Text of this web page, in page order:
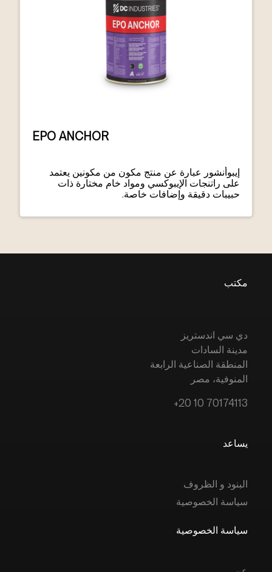
EPO ANCHOR
إيبوأنشور عبارة عن منتج مكون من مكونين يعتمد
على راتنجات الإيبوكسي ومواد خام مختارة ذات
حبيبات دقيقة وإضافات خاصة.
مكتب
دي سي اندستريز
مدينة السادات
المنطقة الصناعية الرابعة
المنوفية، مصر
+20 10 70174113
يساعد
البنود و الظروف
سياسة الخصوصية
سياسة الخصوصية